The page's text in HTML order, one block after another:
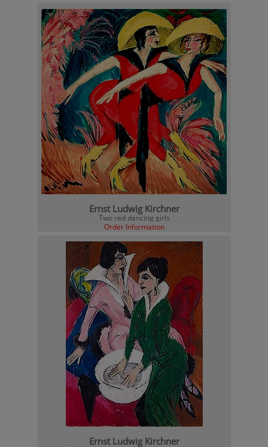
Ernst Ludwig Kirchner
Two red dancing girls
Order Information
Ernst Ludwig Kirchner